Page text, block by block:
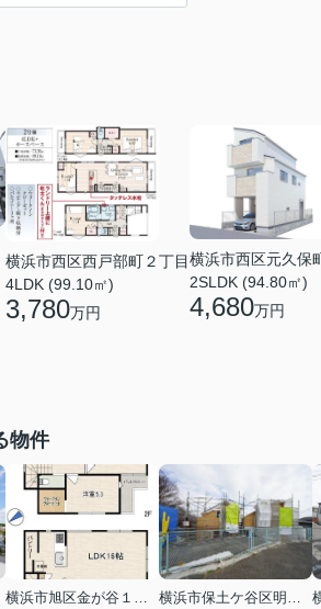
横浜市西区西戸部町２丁目
4LDK (99.10㎡)
3,780万円
横浜市西区元久保
2SLDK (94.80㎡)
4,680万円
物件
横浜市旭区金が谷１丁目
横浜市保土ケ谷区明神台